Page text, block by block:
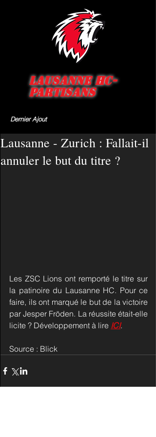
Lausanne HC-
Partisans
Dernier Ajout
Lausanne - Zurich : Fallait-il
annuler le but du titre ?
Les ZSC Lions ont remporté le titre sur
la patinoire du Lausanne HC. Pour ce
faire, ils ont marqué le but de la victoire
par Jesper Fröden. La réussite était-elle
licite ? Développement à lire ICI.
Source : Blick